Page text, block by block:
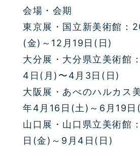
会場・会期
東京展・国立新美術館：
(金)～12月19日(日)
大分展・大分県立美術館
4日(月)〜4月3日(日)
大阪展・あべのハルカス
年4月16日(土)～6月19日
山口展・山口県立美術館
日(金)～9月4日(日)